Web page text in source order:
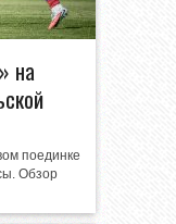
на
поединке
Обзор